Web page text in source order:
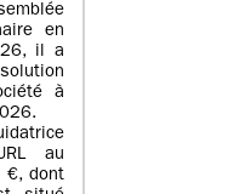
en
, il a
à
.
au
€, dont